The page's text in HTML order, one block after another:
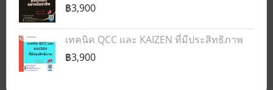
฿3,900
เทคนิค QCC และ KAIZEN ที่มีประสิทธิภาพ
฿3,900